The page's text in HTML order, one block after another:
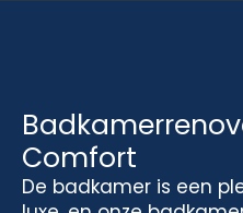
Comfort
De badkamer is een